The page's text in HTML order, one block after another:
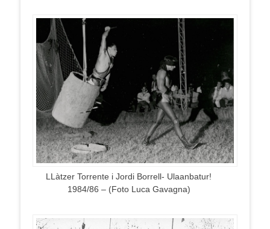
LLàtzer Torrente i Jordi Borrell- Ulaanbatur!
1984/86 – (Foto Luca Gavagna)